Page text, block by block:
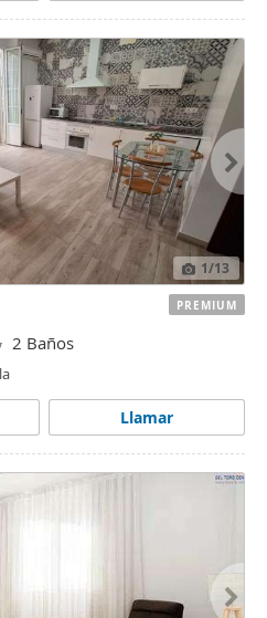
1/13
2 Baños
Llamar
PREMIUM